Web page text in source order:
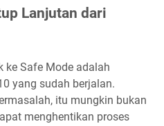
Lanjutan dari
ke Safe Mode adalah
yang sudah berjalan.
itu mungkin bukan
menghentikan proses